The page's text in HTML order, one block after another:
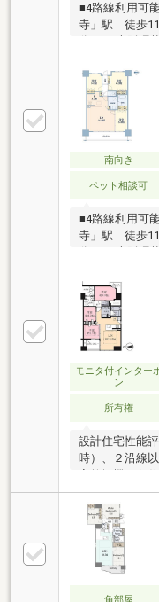
■4路線利用可
寺」駅 徒歩
階、地下2階建
の洋室とは可
わせた間取り
付き■リビン
トランクルー
り)■共用施設
ラウンジ(リラ
ー、パーソナ
南向き
ペット相談可
■4路線利用可
寺」駅 徒歩
階、地下2階建
の洋室とは可
わせた間取り
付き■リビン
トランクルー
り)■共用施設
ラウンジ(リラ
ー、パーソナ
モニタ付インター
ン
所有権
設計住宅性能
時）、２沿線
10分以内、高
し可、温水洗
ーホン、眺望
レベーター、
ーザー（生ご
角部屋